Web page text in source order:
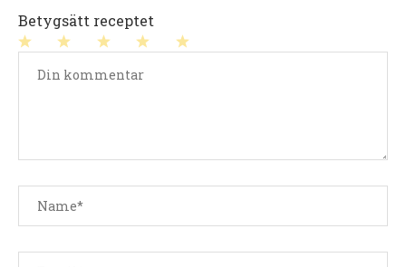
Betygsätt receptet
stjärnor
stjärnor
stjärnor
stjärna